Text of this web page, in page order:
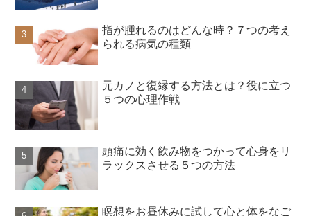
指が腫れるのはどんな時？７つの考え
られる病気の種類
元カノと復縁する方法とは？役に立つ
５つの心理作戦
頭痛に効く飲み物をつかって心身をリ
ラックスさせる５つの方法
瞑想をお昼休みに試して心と体をなご